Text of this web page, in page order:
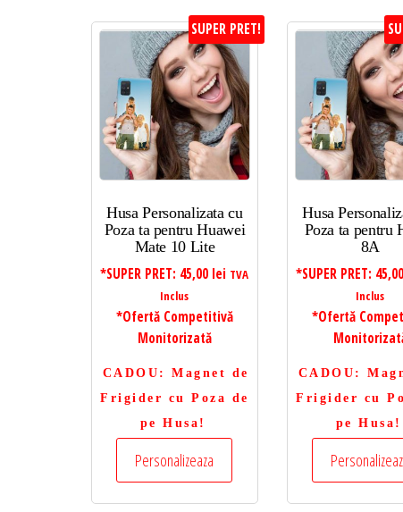
SUPER PRET!
Husa Personalizata cu
Poza ta pentru Huawei
Mate 10 Lite
*SUPER PRET: 45,00 lei TVA
Inclus
*Ofertă Competitivă
Monitorizată
CADOU : Magnet de
Frigider cu Poza de
pe Husa!
Personalizeaza
Husa
Poza ta pentru
8A
*SUPER PRET: 45,00
Inclus
*Ofertă
CADOU :
Frigider cu
pe Husa!